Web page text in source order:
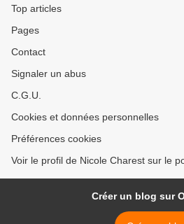
Top articles
Pages
Contact
Signaler un abus
C.G.U.
Cookies et données personnelles
Préférences cookies
Voir le profil de Nicole Charest sur le
Créer un blog sur